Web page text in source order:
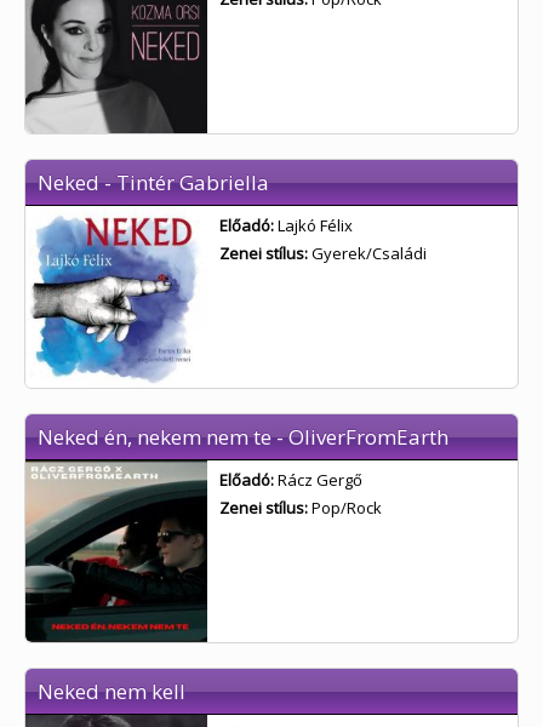
Neked - Tintér Gabriella
Előadó:Lajkó Félix
Zenei stílus:Gyerek/Családi
Neked én, nekem nem te - OliverFromEarth
Előadó:Rácz Gergő
Zenei stílus:Pop/Rock
Neked nem kell